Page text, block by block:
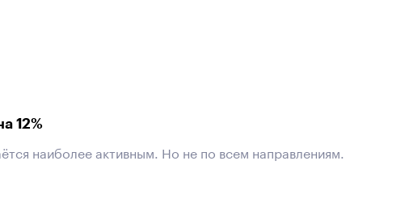
12%
наиболее активным. Но не по всем направлениям.